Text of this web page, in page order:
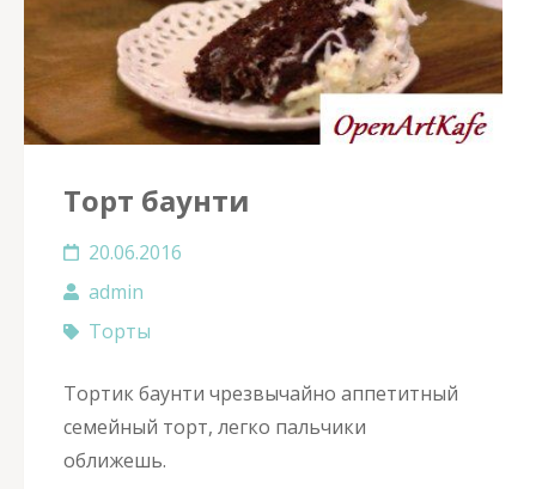
Торт баунти
20.06.2016
admin
Торты
Тортик баунти чрезвычайно аппетитный
семейный торт, легко пальчики
оближешь.